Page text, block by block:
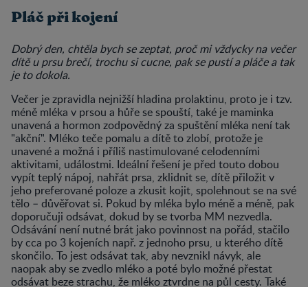
Pláč při kojení
Dobrý den, chtěla bych se zeptat, proč mi vždycky na večer
dítě u prsu brečí, trochu si cucne, pak se pustí a pláče a tak
je to dokola.
Večer je zpravidla nejnižší hladina prolaktinu, proto je i tzv.
méně mléka v prsou a hůře se spouští, také je maminka
unavená a hormon zodpovědný za spuštění mléka není tak
"akční". Mléko teče pomalu a dítě to zlobí, protože je
unavené a možná i příliš nastimulované celodenními
aktivitami, událostmi. Ideální řešení je před touto dobou
vypít teplý nápoj, nahřát prsa, zklidnit se, dítě přiložit v
jeho preferované poloze a zkusit kojit, spolehnout se na své
tělo – důvěřovat si. Pokud by mléka bylo méně a méně, pak
doporučuji odsávat, dokud by se tvorba MM nezvedla.
Odsávání není nutné brát jako povinnost na pořád, stačilo
by cca po 3 kojeních např. z jednoho prsu, u kterého dítě
skončilo. To jest odsávat tak, aby nevznikl návyk, ale
naopak aby se zvedlo mléko a poté bylo možné přestat
odsávat beze strachu, že mléko ztvrdne na půl cesty. Také